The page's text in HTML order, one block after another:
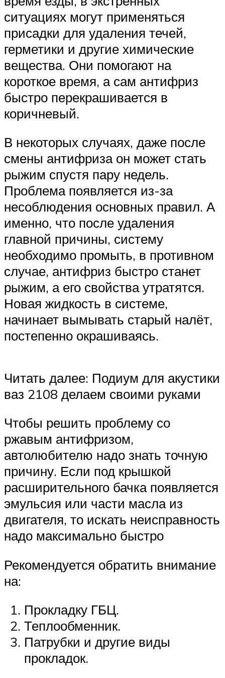
ситуациях могут применяться
присадки для удаления течей,
герметики и другие химические
вещества. Они помогают на
короткое время, а сам антифриз
быстро перекрашивается в
коричневый.
В некоторых случаях, даже после
смены антифриза он может стать
рыжим спустя пару недель.
Проблема появляется из-за
несоблюдения основных правил. А
именно, что после удаления
главной причины, систему
необходимо промыть, в противном
случае, антифриз быстро станет
рыжим, а его свойства утратятся.
Новая жидкость в системе,
начинает вымывать старый налёт,
постепенно окрашиваясь.
Читать далее: Подиум для акустики
ваз 2108 делаем своими руками
Чтобы решить проблему со
ржавым антифризом,
автолюбителю надо знать точную
причину. Если под крышкой
расширительного бачка появляется
эмульсия или части масла из
двигателя, то искать неисправность
надо максимально быстро
Рекомендуется обратить внимание
на:
Прокладку ГБЦ.
Теплообменник.
Патрубки и другие виды
прокладок.